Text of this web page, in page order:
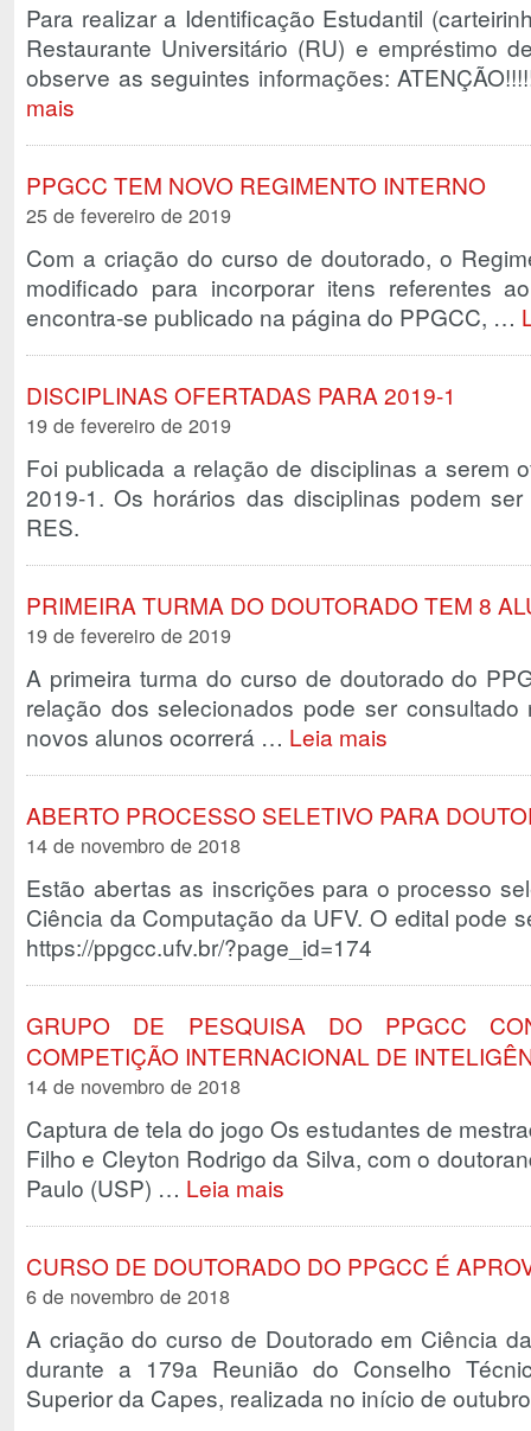
Para realizar a Identificação Estudantil
Restaurante Universitário (RU) e empréstimo
observe as seguintes informações:
mais
PPGCC TEM NOVO REGIMENTO INTERNO
25 de fevereiro de 2019
Com a criação do curso de doutorado, o
modificado para incorporar itens referentes
encontra-se publicado na página do PPGCC, …
DISCIPLINAS OFERTADAS PARA 2019-1
19 de fevereiro de 2019
Foi publicada a relação de disciplinas a serem
2019-1. Os horários das disciplinas podem
RES.
PRIMEIRA TURMA DO DOUTORADO TEM 8
19 de fevereiro de 2019
A primeira turma do curso de doutorado do
relação dos selecionados pode ser
novos alunos ocorrerá … Leia mais
ABERTO PROCESSO SELETIVO PARA
14 de novembro de 2018
Estão abertas as inscrições para o processo
Ciência da Computação da UFV. O edital pode
https://ppgcc.ufv.br/?page_id=174
GRUPO DE PESQUISA DO PPGCC
COMPETIÇÃO INTERNACIONAL DE
14 de novembro de 2018
Captura de tela do jogo Os estudantes de
Filho e Cleyton Rodrigo da Silva, com o
Paulo (USP) … Leia mais
CURSO DE DOUTORADO DO PPGCC É
6 de novembro de 2018
A criação do curso de Doutorado em Ciência
durante a 179a Reunião do Conselho
Superior da Capes, realizada no início de